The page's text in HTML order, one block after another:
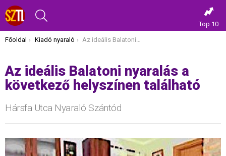
Top 10
Itt vagy most:
Főoldal Kiadó nyaraló Az ideális Balatoni nyaralás a következő helyszínen található
Az ideális Balatoni nyaralás a
következő helyszínen található
Hársfa Utca Nyaraló Szántód